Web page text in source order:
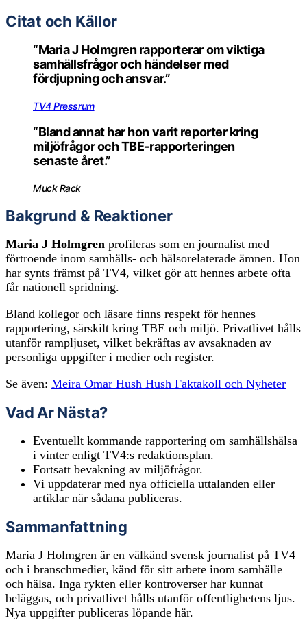
Citat och Källor
“Maria J Holmgren rapporterar om viktiga
samhällsfrågor och händelser med
fördjupning och ansvar.”
TV4 Pressrum
“Bland annat har hon varit reporter kring
miljöfrågor och TBE-rapporteringen
senaste året.”
Muck Rack
Bakgrund & Reaktioner
Maria J Holmgren profileras som en journalist med
förtroende inom samhälls- och hälsorelaterade ämnen. Hon
har synts främst på TV4, vilket gör att hennes arbete ofta
får nationell spridning.
Bland kollegor och läsare finns respekt för hennes
rapportering, särskilt kring TBE och miljö. Privatlivet hålls
utanför rampljuset, vilket bekräftas av avsaknaden av
personliga uppgifter i medier och register.
Se även: Meira Omar Hush Hush Faktakoll och Nyheter
Vad Ar Nästa?
Eventuellt kommande rapportering om samhällshälsa
i vinter enligt TV4:s redaktionsplan.
Fortsatt bevakning av miljöfrågor.
Vi uppdaterar med nya officiella uttalanden eller
artiklar när sådana publiceras.
Sammanfattning
Maria J Holmgren är en välkänd svensk journalist på TV4
och i branschmedier, känd för sitt arbete inom samhälle
och hälsa. Inga rykten eller kontroverser har kunnat
beläggas, och privatlivet hålls utanför offentlighetens ljus.
Nya uppgifter publiceras löpande här.